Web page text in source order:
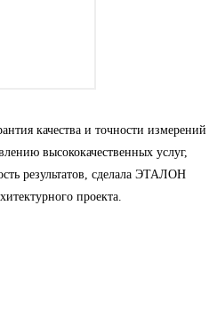
качества и точности измерений
высококачественных услуг,
результатов, сделала ЭТАЛОН
проекта.